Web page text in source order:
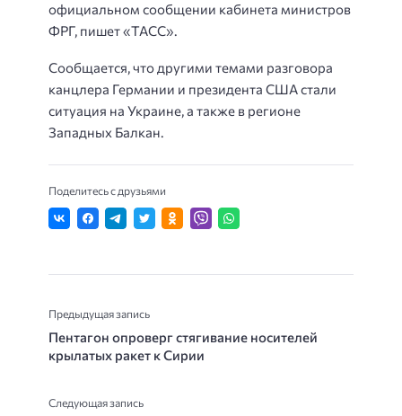
официальном сообщении кабинета министров
ФРГ, пишет «ТАСС».
Сообщается, что другими темами разговора
канцлера Германии и президента США стали
ситуация на Украине, а также в регионе
Западных Балкан.
Поделитесь с друзьями
Предыдущая запись
Пентагон опроверг стягивание носителей
крылатых ракет к Сирии
Следующая запись